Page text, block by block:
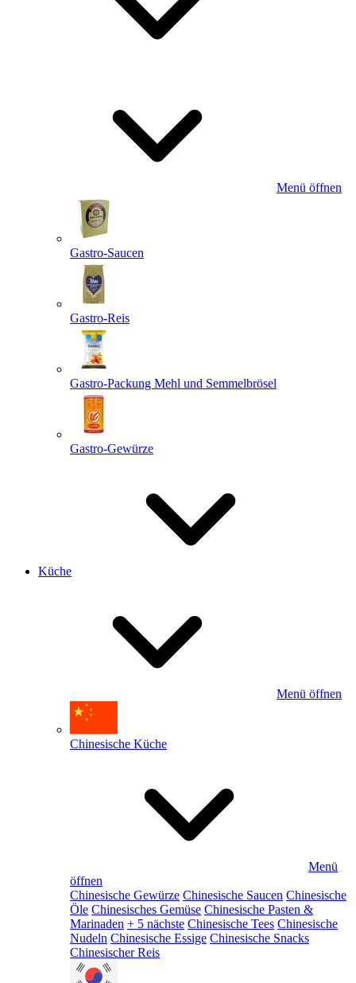
Menü öffnen
Gastro-Saucen
Gastro-Reis
Gastro-Packung Mehl und Semmelbrösel
Gastro-Gewürze
Küche
Menü öffnen
Chinesische Küche
Menü
öffnen
Chinesische Gewürze Chinesische Saucen Chinesische
Öle Chinesisches Gemüse Chinesische Pasten &
Marinaden + 5 nächste Chinesische Tees Chinesische
Nudeln Chinesische Essige Chinesische Snacks
Chinesischer Reis